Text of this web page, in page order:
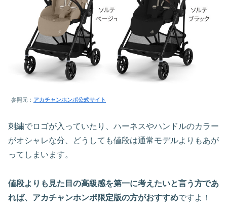
参照元： アカチャンホンポ公式サイト
刺繍でロゴが入っていたり、ハーネスやハンドルのカラー
がオシャレな分、どうしても値段は通常モデルよりもあが
ってしまいます。
値段よりも見た目の高級感を第一に考えたいと言う方であ
れば、アカチャンホンポ限定版の方がおすすめですよ！